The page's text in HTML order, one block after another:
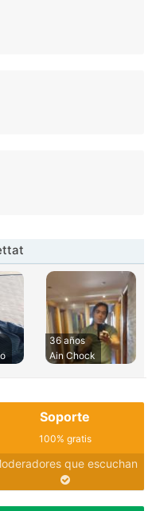
36 años
Ain Chock
Soporte
100% gratis
que escuchan